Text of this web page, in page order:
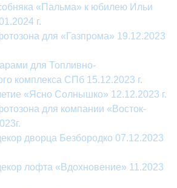
«Пальма» к юбилею Ильи
г.
для «Газпрома» 19.12.2023
для Топливно-
комплекса СПб 15.12.2023 г.
«Ясно Солнышко» 12.12.2023 г.
для компании «Восток-
дворца Безбородко 07.12.2023
лофта «Вдохновение» 11.2023